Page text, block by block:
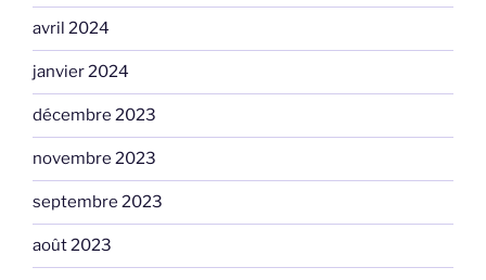
avril 2024
janvier 2024
décembre 2023
novembre 2023
septembre 2023
août 2023